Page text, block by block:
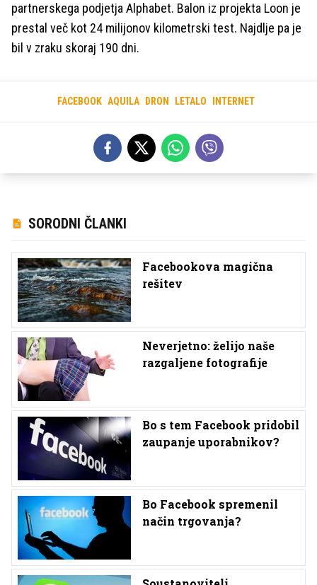
partnerskega podjetja Alphabet. Balon iz projekta Loon je
prestal več kot 24 milijonov kilometrski test. Najdlje pa je
bil v zraku skoraj 190 dni.
FACEBOOK AQUILA DRON LETALO INTERNET
SORODNI ČLANKI
Facebookova magična
rešitev
Neverjetno: želijo naše
razgaljene fotografije
Bo s tem Facebook pridobil
zaupanje uporabnikov?
Bo Facebook spremenil
način trgovanja?